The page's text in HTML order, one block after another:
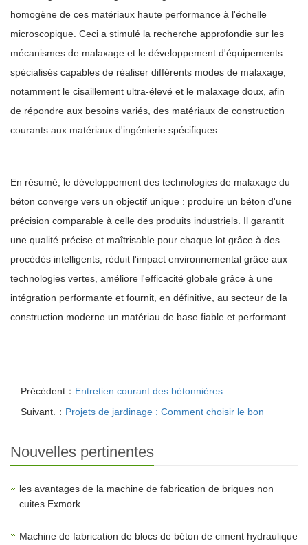
homogène de ces matériaux haute performance à l'échelle
microscopique. Ceci a stimulé la recherche approfondie sur les
mécanismes de malaxage et le développement d'équipements
spécialisés capables de réaliser différents modes de malaxage,
notamment le cisaillement ultra-élevé et le malaxage doux, afin
de répondre aux besoins variés, des matériaux de construction
courants aux matériaux d'ingénierie spécifiques.
En résumé, le développement des technologies de malaxage du
béton converge vers un objectif unique : produire un béton d'une
précision comparable à celle des produits industriels. Il garantit
une qualité précise et maîtrisable pour chaque lot grâce à des
procédés intelligents, réduit l'impact environnemental grâce aux
technologies vertes, améliore l'efficacité globale grâce à une
intégration performante et fournit, en définitive, au secteur de la
construction moderne un matériau de base fiable et performant.
Précédent： Entretien courant des bétonnières
Suivant.： Projets de jardinage : Comment choisir le bon
Nouvelles pertinentes
les avantages de la machine de fabrication de briques non
cuites Exmork
Machine de fabrication de blocs de béton de ciment hydraulique